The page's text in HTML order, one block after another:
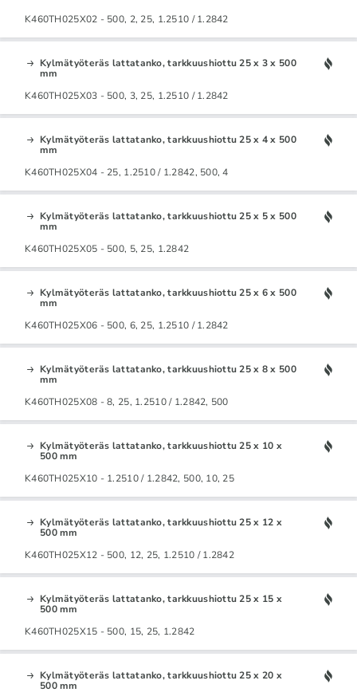
K460TH025X02 - 500, 2, 25, 1.2510 / 1.2842
Kylmätyöteräs lattatanko, tarkkuushiottu 25 x 3 x 500
mm
K460TH025X03 - 500, 3, 25, 1.2510 / 1.2842
Kylmätyöteräs lattatanko, tarkkuushiottu 25 x 4 x 500
mm
K460TH025X04 - 25, 1.2510 / 1.2842, 500, 4
Kylmätyöteräs lattatanko, tarkkuushiottu 25 x 5 x 500
mm
K460TH025X05 - 500, 5, 25, 1.2842
Kylmätyöteräs lattatanko, tarkkuushiottu 25 x 6 x 500
mm
K460TH025X06 - 500, 6, 25, 1.2510 / 1.2842
Kylmätyöteräs lattatanko, tarkkuushiottu 25 x 8 x 500
mm
K460TH025X08 - 8, 25, 1.2510 / 1.2842, 500
Kylmätyöteräs lattatanko, tarkkuushiottu 25 x 10 x
500 mm
K460TH025X10 - 1.2510 / 1.2842, 500, 10, 25
Kylmätyöteräs lattatanko, tarkkuushiottu 25 x 12 x
500 mm
K460TH025X12 - 500, 12, 25, 1.2510 / 1.2842
Kylmätyöteräs lattatanko, tarkkuushiottu 25 x 15 x
500 mm
K460TH025X15 - 500, 15, 25, 1.2842
Kylmätyöteräs lattatanko, tarkkuushiottu 25 x 20 x
500 mm